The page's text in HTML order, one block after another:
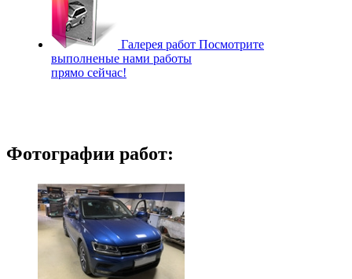
Галерея работ Посмотрите
выполненые нами работы
прямо сейчас!
Фотографии работ: